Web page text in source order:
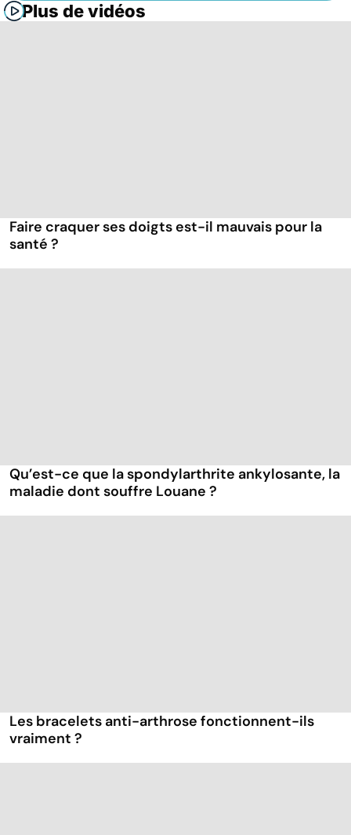
Plus de vidéos
Faire craquer ses doigts est-il mauvais pour la
santé ?
Qu’est-ce que la spondylarthrite ankylosante, la
maladie dont souffre Louane ?
Les bracelets anti-arthrose fonctionnent-ils
vraiment ?